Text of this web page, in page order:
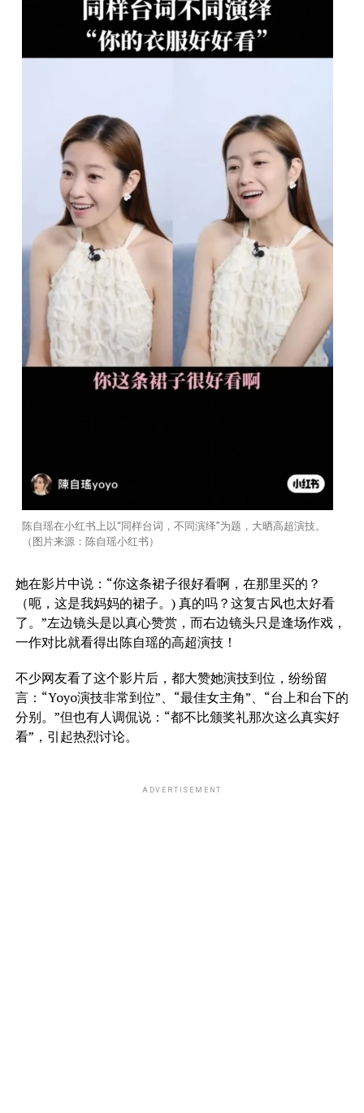
陈自瑶在小红书上以“同样台词，不同演绎”为题，大晒高超演技。
（图片来源：陈自瑶小红书）
她在影片中说：“你这条裙子很好看啊，在那里买的？
（呃，这是我妈妈的裙子。) 真的吗？这复古风也太好看
了。”左边镜头是以真心赞赏，而右边镜头只是逢场作戏，
一作对比就看得出陈自瑶的高超演技！
不少网友看了这个影片后，都大赞她演技到位，纷纷留
言：“Yoyo演技非常到位”、“最佳女主角”、“台上和台下的
分别。”但也有人调侃说：“都不比颁奖礼那次这么真实好
看”，引起热烈讨论。
ADVERTISEMENT